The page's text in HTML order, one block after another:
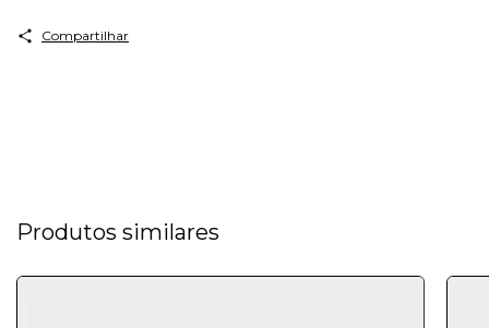
Compartilhar
Produtos similares